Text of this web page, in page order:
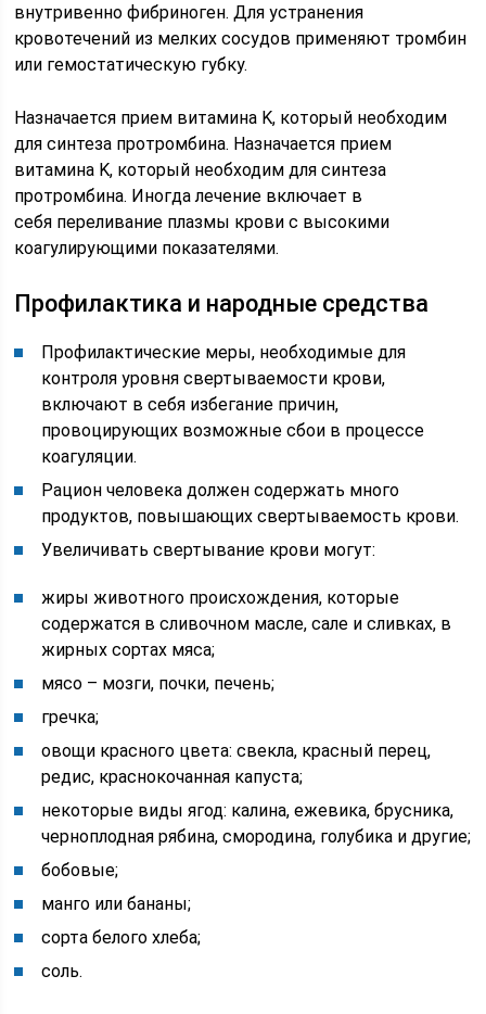
внутривенно фибриноген. Для устранения
кровотечений из мелких сосудов применяют тромбин
или гемостатическую губку.
Назначается прием витамина K, который необходим
для синтеза протромбина. Назначается прием
витамина K, который необходим для синтеза
протромбина. Иногда лечение включает в
себя переливание плазмы крови с высокими
коагулирующими показателями.
Профилактика и народные средства
Профилактические меры, необходимые для
контроля уровня свертываемости крови,
включают в себя избегание причин,
провоцирующих возможные сбои в процессе
коагуляции.
Рацион человека должен содержать много
продуктов, повышающих свертываемость крови.
Увеличивать свертывание крови могут:
жиры животного происхождения, которые
содержатся в сливочном масле, сале и сливках, в
жирных сортах мяса;
мясо – мозги, почки, печень;
гречка;
овощи красного цвета: свекла, красный перец,
редис, краснокочанная капуста;
некоторые виды ягод: калина, ежевика, брусника,
черноплодная рябина, смородина, голубика и другие;
бобовые;
манго или бананы;
сорта белого хлеба;
соль.